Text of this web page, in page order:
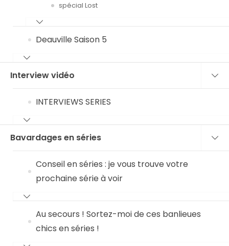
spécial Lost
Deauville Saison 5
Interview vidéo
INTERVIEWS SERIES
Bavardages en séries
Conseil en séries : je vous trouve votre
prochaine série à voir
Au secours ! Sortez-moi de ces banlieues
chics en séries !